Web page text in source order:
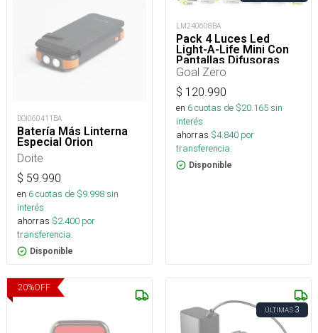
DOI060411BA
Batería Más Linterna
Especial Orion
Doite
$ 59.990
en 6cuotas de $9.998sin
interés
ahorras $2.400 por
transferencia.
Disponible
LM240608BA
Pack 4 Luces Led
Light-A-Life Mini Con
Pantallas Difusoras
110 Lúmenes
Goal Zero
$ 120.990
en 6cuotas de $20.165sin
interés
ahorras $4.840 por
transferencia.
Disponible
20%OFF
ÚLTIMAS3